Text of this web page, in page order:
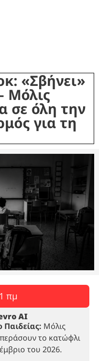
«Σβήνει»
Μόλις
σε όλη την
για τη
πμ
AI
Μόλις
το κατώφλι
του 2026.